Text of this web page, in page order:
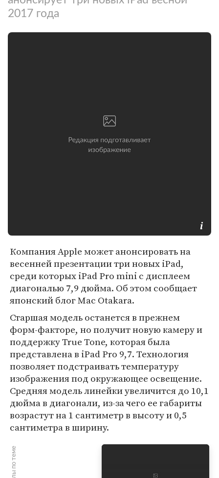
2017 года
Компания Apple может анонсировать на
весенней презентации три новых iPad,
среди которых iPad Pro mini с дисплеем
диагональю 7,9 дюйма. Об этом сообщает
японский блог Mac Otakara.
Старшая модель останется в прежнем
форм-факторе, но получит новую камеру и
поддержку True Tone, которая была
представлена в iPad Pro 9,7. Технология
позволяет подстраивать температуру
изображения под окружающее освещение.
Средняя модель линейки увеличится до 10,1
дюйма в диагонали, из-за чего ее габариты
возрастут на 1 сантиметр в высоту и 0,5
сантиметра в ширину.